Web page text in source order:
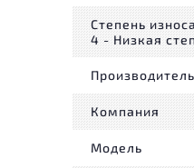
Степень износа
4 - Низкая
Производитель
Компания
Модель